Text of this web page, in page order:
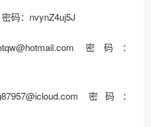
密码：nvynZ4uj5J
密码：
密码：